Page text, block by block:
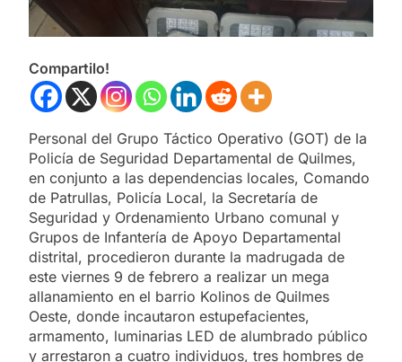
Compartilo!
Personal del Grupo Táctico Operativo (GOT) de la
Policía de Seguridad Departamental de Quilmes,
en conjunto a las dependencias locales, Comando
de Patrullas, Policía Local, la Secretaría de
Seguridad y Ordenamiento Urbano comunal y
Grupos de Infantería de Apoyo Departamental
distrital, procedieron durante la madrugada de
este viernes 9 de febrero a realizar un mega
allanamiento en el barrio Kolinos de Quilmes
Oeste, donde incautaron estupefacientes,
armamento, luminarias LED de alumbrado público
y arrestaron a cuatro individuos, tres hombres de